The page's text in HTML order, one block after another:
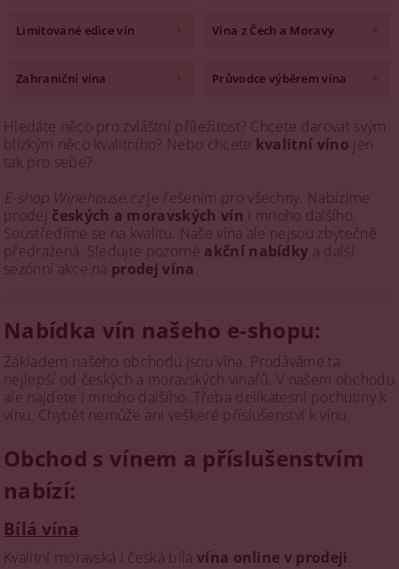
Limitované edice vín Vína z Čech a Moravy
Zahraniční vína Průvodce výběrem vína
Hledáte něco pro zvláštní příležitost? Chcete darovat svým
blízkým něco kvalitního? Nebo chcete kvalitní víno jen
tak pro sebe?
E-shop Winehouse.czje řešením pro všechny. Nabízíme
prodej českých a moravských vín i mnoho dalšího.
Soustředíme se na kvalitu. Naše vína ale nejsou zbytečně
předražená. Sledujte pozorně akční nabídky a další
sezónní akce na prodej vína
Nabídka vín našeho e-shopu:
Základem našeho obchodu jsou vína. Prodáváme ta
nejlepší od českých a moravských vinařů. V našem obchodu
ale najdete i mnoho dalšího. Třeba delikatesní pochutiny k
vínu. Chybět nemůže ani veškeré příslušenství k vínu.
Obchod s vínem a příslušenstvím
nabízí:
Bílá vína
Kvalitní moravská i česká bílá vína online v prodeji